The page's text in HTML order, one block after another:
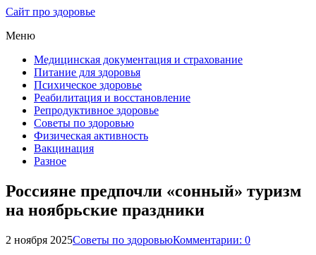
Сайт про здоровье
Меню
Медицинская документация и страхование
Питание для здоровья
Психическое здоровье
Реабилитация и восстановление
Репродуктивное здоровье
Советы по здоровью
Физическая активность
Вакцинация
Разное
Россияне предпочли «сонный» туризм
на ноябрьские праздники
2 ноября 2025Советы по здоровьюКомментарии: 0